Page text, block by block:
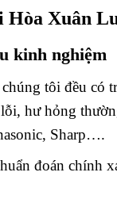
Xuân
kinh nghiệm
tôi đều có
hư hỏng
Sharp….
đoán chính